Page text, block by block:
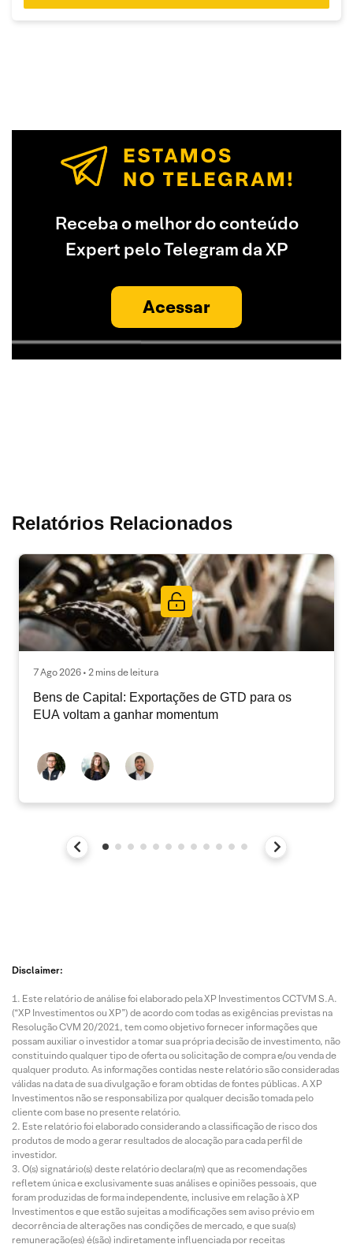
Receba o melhor do conteúdo
Expert pelo Telegram da XP
Acessar
Relatórios Relacionados
7 Ago 2026 • 2 mins de leitura
Bens de Capital: Exportações de GTD para os
EUA voltam a ganhar momentum
Disclaimer:
Este relatório de análise foi elaborado pela XP Investimentos CCTVM S.A.
(“XP Investimentos ou XP”) de acordo com todas as exigências previstas na
Resolução CVM 20/2021, tem como objetivo fornecer informações que
possam auxiliar o investidor a tomar sua própria decisão de investimento, não
constituindo qualquer tipo de oferta ou solicitação de compra e/ou venda de
qualquer produto. As informações contidas neste relatório são consideradas
válidas na data de sua divulgação e foram obtidas de fontes públicas. A XP
Investimentos não se responsabiliza por qualquer decisão tomada pelo
cliente com base no presente relatório.
Este relatório foi elaborado considerando a classificação de risco dos
produtos de modo a gerar resultados de alocação para cada perfil de
investidor.
O(s) signatário(s) deste relatório declara(m) que as recomendações
refletem única e exclusivamente suas análises e opiniões pessoais, que
foram produzidas de forma independente, inclusive em relação à XP
Investimentos e que estão sujeitas a modificações sem aviso prévio em
decorrência de alterações nas condições de mercado, e que sua(s)
remuneração(es) é(são) indiretamente influenciada por receitas